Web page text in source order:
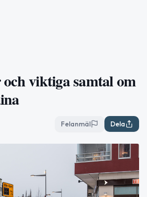
viktiga samtal om
Felanmäl Dela